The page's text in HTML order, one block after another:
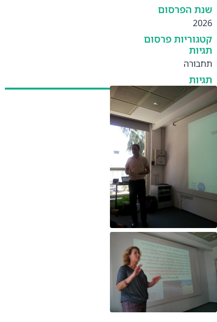
שנת הפרסום
2026
קטגוריות פרסום
תגיות
תחבורה
תגיות